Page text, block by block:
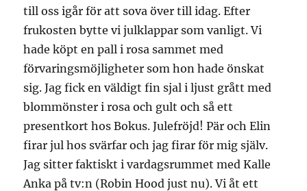
till oss igår för att sova över till idag. Efter
frukosten bytte vi julklappar som vanligt. Vi
hade köpt en pall i rosa sammet med
förvaringsmöjligheter som hon hade önskat
sig. Jag fick en väldigt fin sjal i ljust grått med
blommönster i rosa och gult och så ett
presentkort hos Bokus. Julefröjd! Pär och Elin
firar jul hos svärfar och jag firar för mig själv.
Jag sitter faktiskt i vardagsrummet med Kalle
Anka på tv:n (Robin Hood just nu). Vi åt ett